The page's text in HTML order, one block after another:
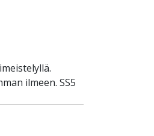
ilmeen. SS5